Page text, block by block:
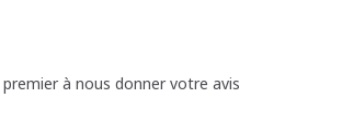
à nous donner votre avis